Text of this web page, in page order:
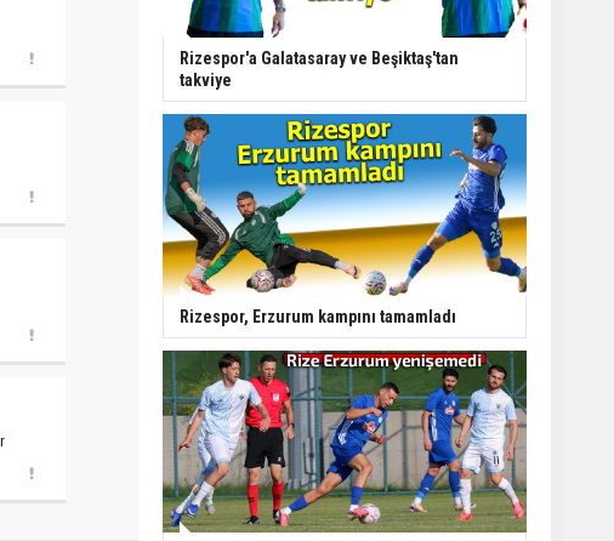
Rizespor'a Galatasaray ve Beşiktaş'tan
takviye
Rizespor, Erzurum kampını tamamladı